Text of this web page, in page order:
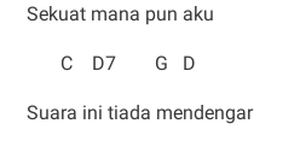
Sekuat mana pun aku
C D7 G D
Suara ini tiada mendengar